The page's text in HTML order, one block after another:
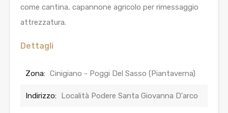
come cantina, capannone agricolo per rimessaggio
attrezzatura.
Dettagli
Zona: Cinigiano - Poggi Del Sasso (Piantaverna)
Indirizzo: Località Podere Santa Giovanna D'arco